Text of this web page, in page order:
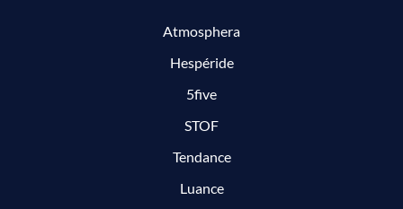
Atmosphera
Hespéride
5five
STOF
Tendance
Luance